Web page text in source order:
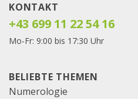
KONTAKT
+43 699 11 22 54 16
Mo-Fr: 9:00 bis 17:30 Uhr
BELIEBTE THEMEN
Numerologie